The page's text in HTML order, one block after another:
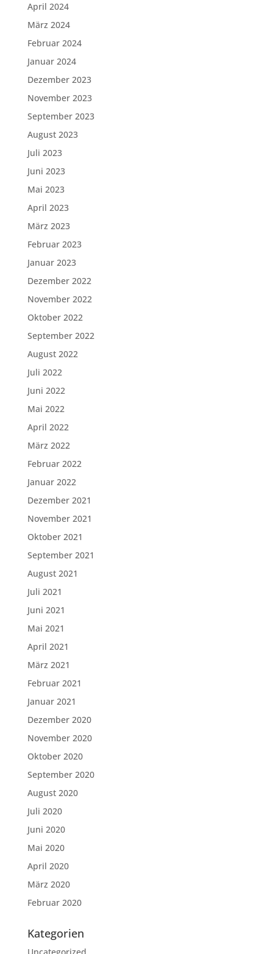
April 2024
März 2024
Februar 2024
Januar 2024
Dezember 2023
November 2023
September 2023
August 2023
Juli 2023
Juni 2023
Mai 2023
April 2023
März 2023
Februar 2023
Januar 2023
Dezember 2022
November 2022
Oktober 2022
September 2022
August 2022
Juli 2022
Juni 2022
Mai 2022
April 2022
März 2022
Februar 2022
Januar 2022
Dezember 2021
November 2021
Oktober 2021
September 2021
August 2021
Juli 2021
Juni 2021
Mai 2021
April 2021
März 2021
Februar 2021
Januar 2021
Dezember 2020
November 2020
Oktober 2020
September 2020
August 2020
Juli 2020
Juni 2020
Mai 2020
April 2020
März 2020
Februar 2020
Kategorien